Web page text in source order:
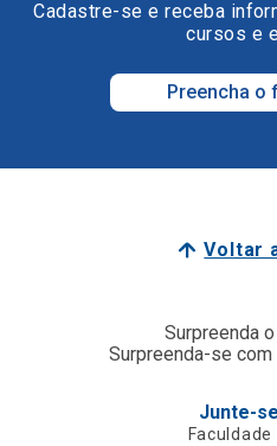
Cadastre-se e receba
cursos e
Preencha o
Voltar
Surpreenda
Surpreenda-se com
Junte-